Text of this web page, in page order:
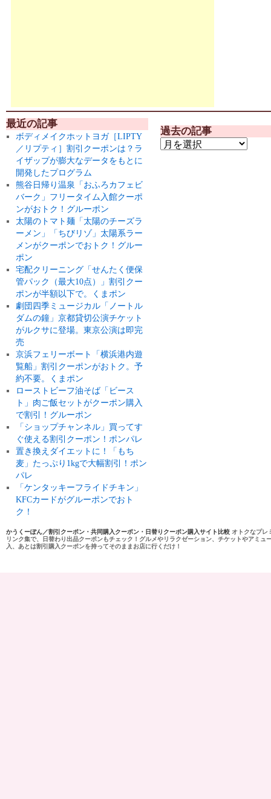
最近の記事
ボディメイクホットヨガ［LIPTY
／リプティ］割引クーポンは？ラ
イザップが膨大なデータをもとに
開発したプログラム
熊谷日帰り温泉「おふろカフェビ
バーク」フリータイム入館クーポ
ンがおトク！グルーポン
太陽のトマト麺「太陽のチーズラ
ーメン」「ちびリゾ」太陽系ラー
メンがクーポンでおトク！グルー
ポン
宅配クリーニング「せんたく便保
管パック（最大10点）」割引クー
ポンが半額以下で。くまポン
劇団四季ミュージカル「ノートル
ダムの鐘」京都貸切公演チケット
がルクサに登場。東京公演は即完
売
京浜フェリーボート「横浜港内遊
覧船」割引クーポンがおトク。予
約不要。くまポン
ローストビーフ油そば「ビース
ト」肉ご飯セットがクーポン購入
で割引！グルーポン
「ショップチャンネル」買ってす
ぐ使える割引クーポン！ポンパレ
置き換えダイエットに！「もち
麦」たっぷり1kgで大幅割引！ポン
パレ
「ケンタッキーフライドチキン」
KFCカードがグルーポンでおト
ク！
過去の記事
かうくーぽん／割引クーポン・共同購入クーポン・日替りクーポン購入サイト比較 オトクなプレ
リンク集で、日替わり出品クーポンもチェック！グルメやリラクゼーション、チケットやアミ
入、あとは割引購入クーポンを持ってそのままお店に行くだけ！